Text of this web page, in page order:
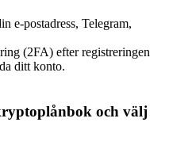
intressen
e-postadress, Telegram,
(2FA) efter registreringen
ditt konto.
och välj